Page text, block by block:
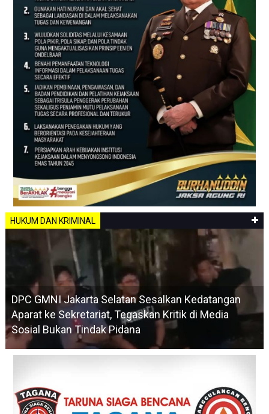
HUKUM DAN KRIMINAL
DPC GMNI Jakarta Selatan Sesalkan Kedatangan
Aparat ke Sekretariat, Tegaskan Kritik di Media
Sosial Bukan Tindak Pidana